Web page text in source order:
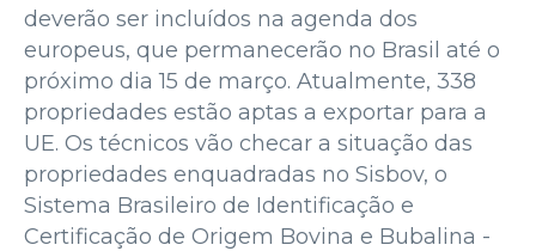
deverão ser incluídos na agenda dos
europeus, que permanecerão no Brasil até o
próximo dia 15 de março. Atualmente, 338
propriedades estão aptas a exportar para a
UE. Os técnicos vão checar a situação das
propriedades enquadradas no Sisbov, o
Sistema Brasileiro de Identificação e
Certificação de Origem Bovina e Bubalina -